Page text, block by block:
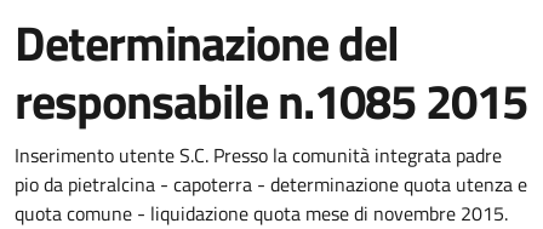
Determinazione del
responsabile n.1085 2015
Dettaglio del documento
Inserimento utente S.C. Presso la comunità integrata padre
pio da pietralcina - capoterra - determinazione quota utenza e
quota comune - liquidazione quota mese di novembre 2015.